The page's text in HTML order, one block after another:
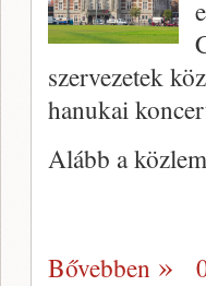
szervezetek
hanukai
Alább a
Bővebben